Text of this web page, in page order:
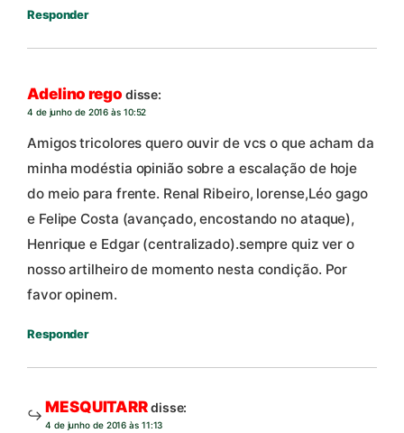
Responder
Adelino rego disse:
4 de junho de 2016 às 10:52
Amigos tricolores quero ouvir de vcs o que acham da
minha modéstia opinião sobre a escalação de hoje
do meio para frente. Renal Ribeiro, lorense,Léo gago
e Felipe Costa (avançado, encostando no ataque),
Henrique e Edgar (centralizado).sempre quiz ver o
nosso artilheiro de momento nesta condição. Por
favor opinem.
Responder
MESQUITARRdisse:
4 de junho de 2016 às 11:13